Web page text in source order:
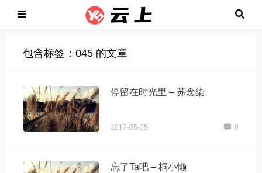
包含标签：045 的文章
停留在时光里 – 苏念柒
2017-05-15 0
忘了Ta吧 – 桐小懒